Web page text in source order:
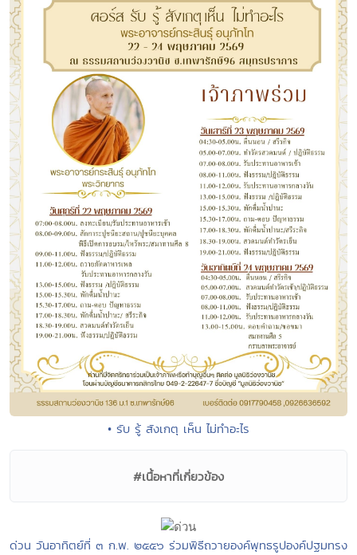
• รับ รู้ สังเกตุ เห็น ไม่ทำอะไร
#เนื้อหาที่เกี่ยวข้อง
ด่วน วันอาทิตย์ที่ ๓ ก.พ. ๒๕๕๖ ร่วมพิธีถวายองค์พุทธรูปองค์ปฐมทรง